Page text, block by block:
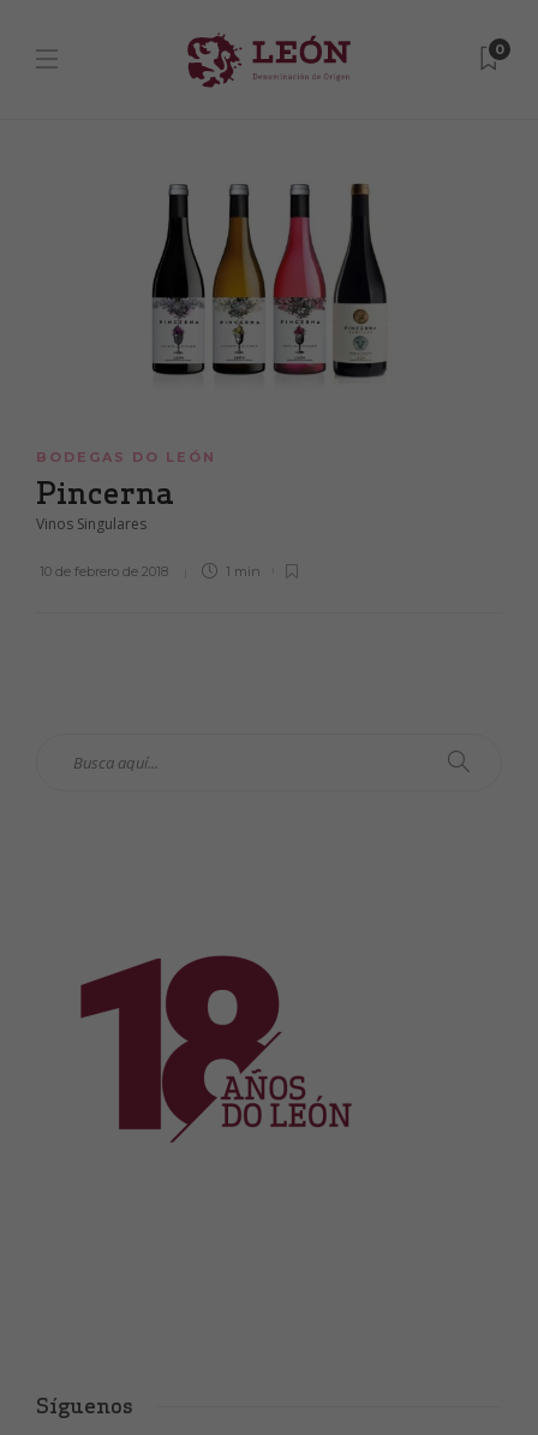
0
BODEGAS DO LEÓN
Pincerna
Vinos Singulares
10 de febrero de 2018 1 min
Síguenos